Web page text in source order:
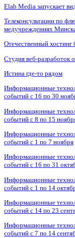
Elab Media запускает
Телеконсультации по
медучреждениях
Отечественный хостинг
Студия веб-разработок
Истина где-то рядом
Информационные
событий с 16 по 30
Информационные
событий с 8 по 15
Информационные
событий с 1 по 7 ноября
Информационные
событий с 16 по 31
Информационные
событий с 1 по 14
Информационные
событий с 14 по 23
Информационные
событий с 7 по 14